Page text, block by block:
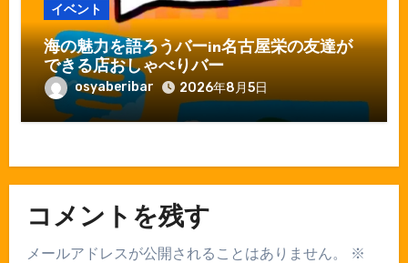
イベント
海の魅力を語ろうバーin名古屋栄の友達が
できる店おしゃべりバー
osyaberibar 2026年8月5日
コメントを残す
メールアドレスが公開されることはありません。
※